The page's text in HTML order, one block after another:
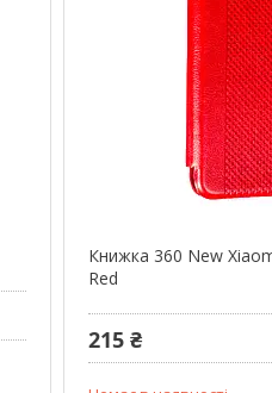
Книжка 360 New
Red
215 ₴